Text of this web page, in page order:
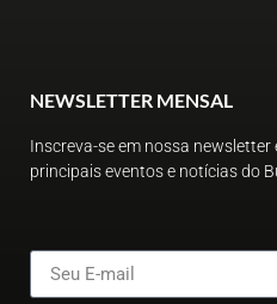
NEWSLETTER MENSAL
Inscreva-se em nossa
principais eventos e notícias do